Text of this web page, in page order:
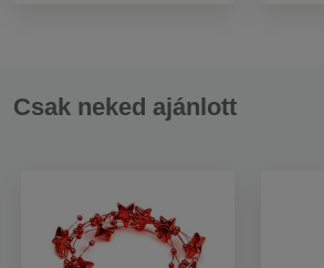
Csak neked ajánlott